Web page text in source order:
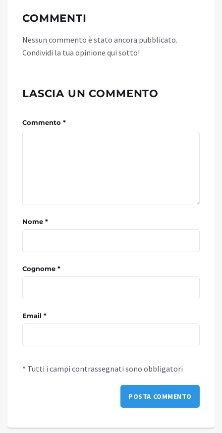
COMMENTI
Nessun commento è stato ancora pubblicato.
Condividi la tua opinione qui sotto!
LASCIA UN COMMENTO
Commento *
Nome *
Cognome *
Email *
* Tutti i campi contrassegnati sono obbligatori